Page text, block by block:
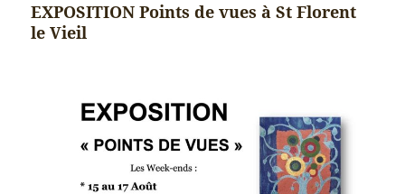
EXPOSITION Points de vues à St Florent
le Vieil